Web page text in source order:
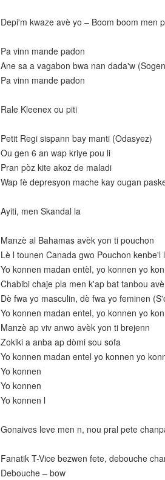
Depi'm kwaze avè yo – Boom boom men
Pa vinn mande padon
Ane sa a vagabon bwa nan dada'w
Pa vinn mande padon
Rale Kleenex ou piti
Petit Regi sispann bay manti (Odasyez)
Ou gen 6 an wap kriye pou li
Pran pòz kite akoz de maladi
Wap fè depresyon mache kay ougan
Ayiti, men Skandal la
Manzè al Bahamas avèk yon ti pouchon
Lè l tounen Canada gwo Pouchon kenbe'l
Yo konnen madan entèl, yo konnen yo
Chabibi chaje pla men k'ap bat tanbou
Dè fwa yo masculin, dè fwa yo feminen
Yo konnen madan entel, yo konnen yo
Manzè ap viv anwo avèk yon ti brejenn
Zokiki a anba ap dòmi sou sofa
Yo konnen madan entel yo konnen yo
Yo konnen
Yo konnen
Yo konnen l
Gonaives leve men n, nou pral pete
Fanatik T-Vice bezwen fete, debouche
Debouche – bow